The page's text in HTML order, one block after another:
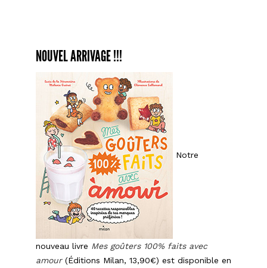
NOUVEL ARRIVAGE !!!
Notre
nouveau livre Mes goûters 100% faits avec
amour(Éditions Milan, 13,90€) est disponible en